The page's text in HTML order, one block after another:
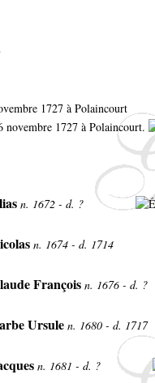
1727 à Polaincourt
novembre 1727 à Polaincourt.
n. 1672 - d. ?
n. 1674 - d. 1714
François n. 1676 - d. ?
Ursule n. 1680 - d. 1717
n. 1681 - d. ?